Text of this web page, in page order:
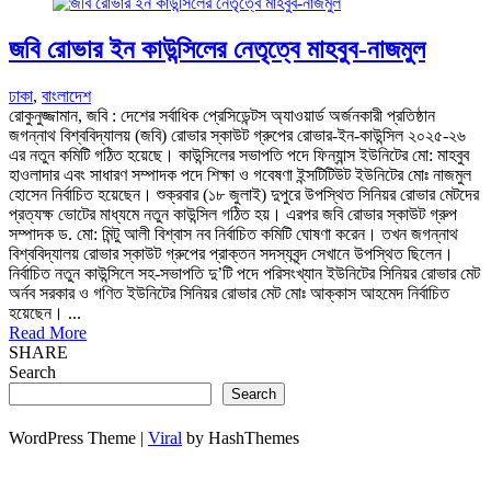
জবি রোভার ইন কাউন্সিলের নেতৃত্বে মাহবুব-নাজমুল
ঢাকা, বাংলাদেশ
রোকুনুজ্জামান, জবি : দেশের সর্বাধিক প্রেসিডেন্টস অ্যাওয়ার্ড অর্জনকারী প্রতিষ্ঠান
জগন্নাথ বিশ্ববিদ্যালয় (জবি) রোভার স্কাউট গ্রুপের রোভার-ইন-কাউন্সিল ২০২৫-২৬
এর নতুন কমিটি গঠিত হয়েছে। কাউন্সিলের সভাপতি পদে ফিন্যান্স ইউনিটের মো: মাহবুব
হাওলাদার এবং সাধারণ সম্পাদক পদে শিক্ষা ও গবেষণা ইন্সটিটিউট ইউনিটের মোঃ নাজমুল
হোসেন নির্বাচিত হয়েছেন। শুক্রবার (১৮ জুলাই) দুপুরে উপস্থিত সিনিয়র রোভার মেটদের
প্রত্যক্ষ ভোটের মাধ্যমে নতুন কাউন্সিল গঠিত হয়। এরপর জবি রোভার স্কাউট গ্রুপ
সম্পাদক ড. মো: মিন্টু আলী বিশ্বাস নব নির্বাচিত কমিটি ঘোষণা করেন। তখন জগন্নাথ
বিশ্ববিদ্যালয় রোভার স্কাউট গ্রুপের প্রাক্তন সদস্যবৃন্দ সেখানে উপস্থিত ছিলেন।
নির্বাচিত নতুন কাউন্সিলে সহ-সভাপতি দু’টি পদে পরিসংখ্যান ইউনিটের সিনিয়র রোভার মেট
অর্নব সরকার ও গণিত ইউনিটের সিনিয়র রোভার মেট মোঃ আক্কাস আহমেদ নির্বাচিত
হয়েছেন। ...
Read More
SHARE
Search
Search
WordPress Theme | Viral by HashThemes